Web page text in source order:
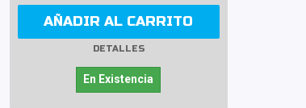
AÑADIR AL CARRITO
DETALLES
En Existencia